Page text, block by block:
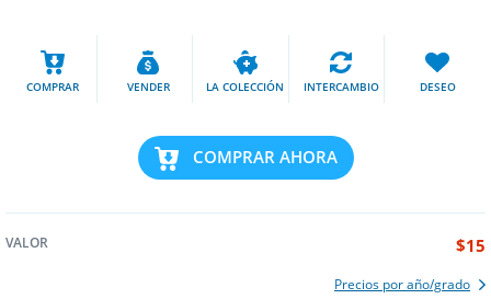
COMPRAR VENDER LA COLECCIÓN INTERCAMBIO DESEO
COMPRAR AHORA
VALOR $15
Precios por año/grado